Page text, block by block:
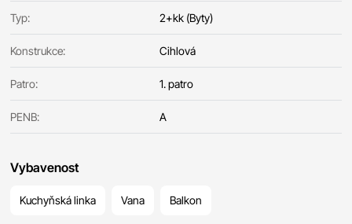
Typ: 2+kk (Byty)
Konstrukce: Cihlová
Patro: 1. patro
PENB: A
Vybavenost
Kuchyňská linka Vana Balkon